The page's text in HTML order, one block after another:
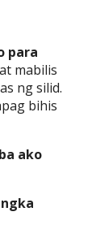
para
mabilis
ng silid.
bihis
ako